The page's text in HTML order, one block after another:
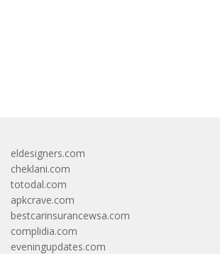
eldesigners.com
cheklani.com
totodal.com
apkcrave.com
bestcarinsurancewsa.com
complidia.com
eveningupdates.com